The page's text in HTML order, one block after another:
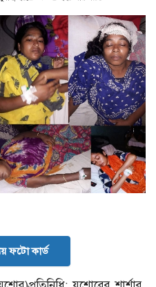
ফটো কার্ড